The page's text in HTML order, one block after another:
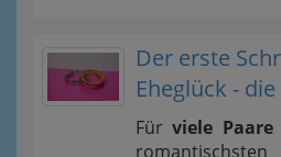
Der erste
Eheglück -
Fürviele Paare